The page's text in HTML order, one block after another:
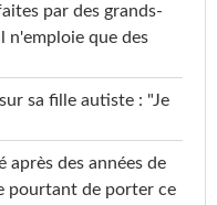
par des grands-
n'emploie que des
sa fille autiste : "Je
après des années de
pourtant de porter ce